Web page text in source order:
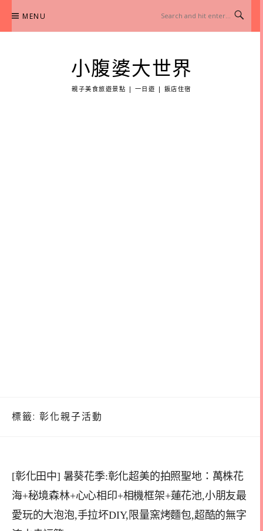
content
MENU
小腹婆大世界
親子美食旅遊景點 | 一日遊 | 飯店住宿
標籤: 彰化親子活動
[彰化田中] 暑葵花季:彰化超美的拍照聖地：萬株花
海+秘境森林+心心相印+相機框架+蓮花池,小朋友最
愛玩的大泡泡,手拉坏DIY,限量窯烤麵包,超酷的無字